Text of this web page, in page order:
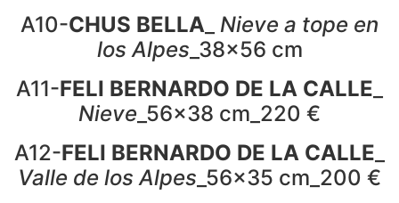
A10-CHUS BELLA
Nieve a tope en
los Alpes _38x56 cm
A11-FELI BERNARDO DE LA CALLE
Nieve _56x38 cm_220 €
A12-FELI BERNARDO DE LA CALLE
Valle de los Alpes _56x35 cm_200 €